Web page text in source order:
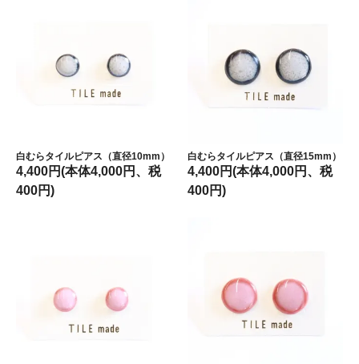
白むらタイルピアス（直径10mm）
4,400円(本体4,000円、税
400円)
白むらタイルピアス（直径15mm）
4,400円(本体4,000円、税
400円)